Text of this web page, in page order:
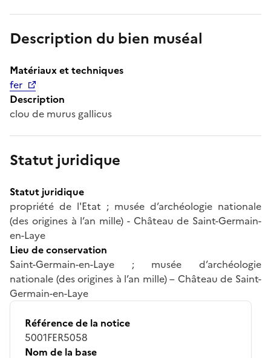
Description du bien muséal
Matériaux et techniques
fer
Description
clou de murus gallicus
Statut juridique
Statut juridique
propriété de l'Etat ; musée d’archéologie nationale
(des origines à l’an mille) - Château de Saint-Germain-
en-Laye
Lieu de conservation
Saint-Germain-en-Laye ; musée d’archéologie
nationale (des origines à l’an mille) – Château de Saint-
Germain-en-Laye
Référence de la notice
5001FER5058
Nom de la base